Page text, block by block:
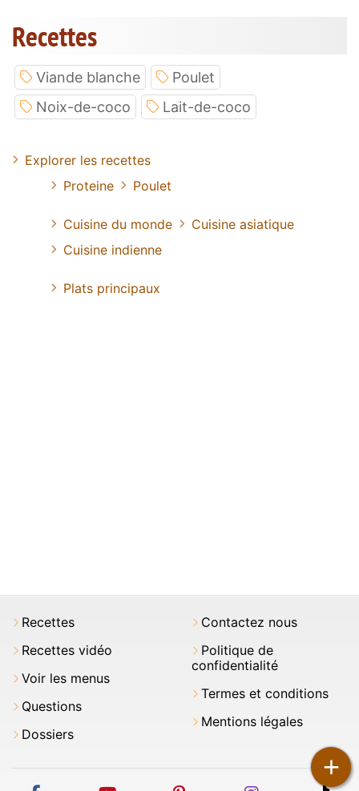
+
Recettes
Viande blanche
Poulet
Noix-de-coco
Lait-de-coco
Explorer les recettes
Proteine
Poulet
Cuisine du monde
Cuisine asiatique
Cuisine indienne
Plats principaux
Recettes
Recettes vidéo
Voir les menus
Questions
Dossiers
Contactez nous
Politique de
confidentialité
Termes et conditions
Mentions légales